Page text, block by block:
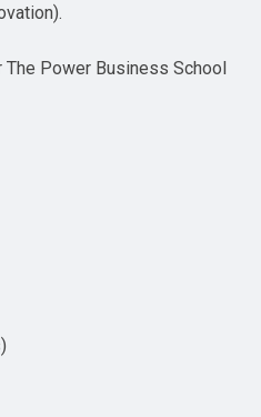
Power Business School